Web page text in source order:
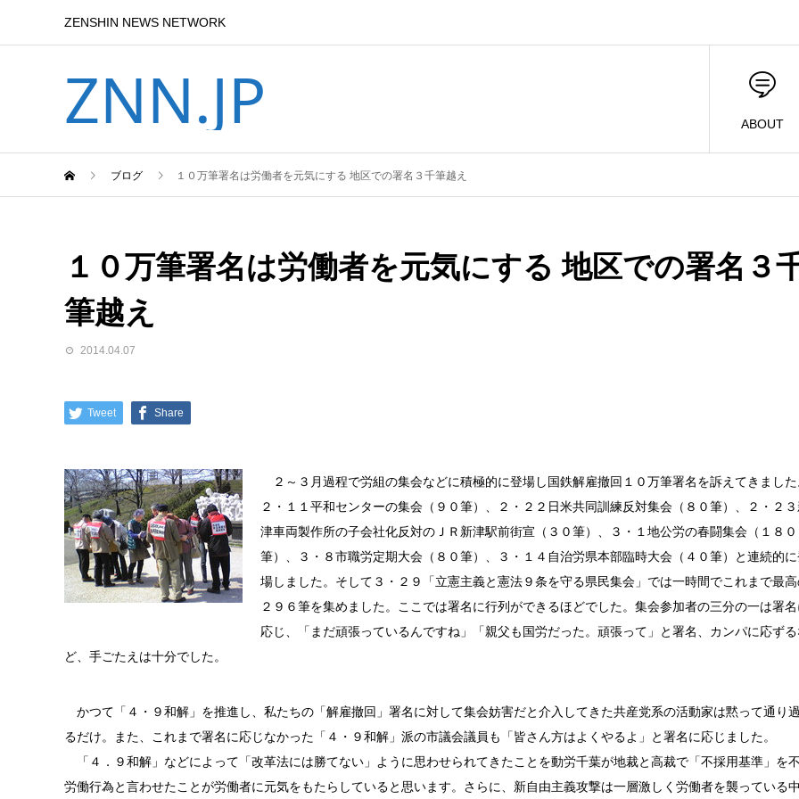
ZENSHIN NEWS NETWORK
ZNN.JP ABOUT
ブログ １０万筆署名は労働者を元気にする 地区での署名３千筆越え
１０万筆署名は労働者を元気にする 地区での署名３
筆越え
2014.04.07
Tweet Share
２～３月過程で労組の集会などに積極的に登場し国鉄解雇撤回１０万筆署名を訴えてきました
２・１１平和センターの集会（９０筆）、２・２２日米共同訓練反対集会（８０筆）、２・２
津車両製作所の子会社化反対のＪＲ新津駅前街宣（３０筆）、３・１地公労の春闘集会（１８０
筆）、３・８市職労定期大会（８０筆）、３・１４自治労県本部臨時大会（４０筆）と連続的に
場しました。そして３・２９「立憲主義と憲法９条を守る県民集会」では一時間でこれまで最
２９６筆を集めました。ここでは署名に行列ができるほどでした。集会参加者の三分の一は署名
応じ、「まだ頑張っているんですね」「親父も国労だった。頑張って」と署名、カンパに応ずる
ど、手ごたえは十分でした。
かつて「４・９和解」を推進し、私たちの「解雇撤回」署名に対して集会妨害だと介入してきた共産党系の活動家は黙って通り
るだけ。また、これまで署名に応じなかった「４・９和解」派の市議会議員も「皆さん方はよくやるよ」と署名に応じました。
「４．９和解」などによって「改革法には勝てない」ように思わせられてきたことを動労千葉が地裁と高裁で「不採用基準」を
労働行為と言わせたことが労働者に元気をもたらしていると思います。さらに、新自由主義攻撃は一層激しく労働者を襲っている中